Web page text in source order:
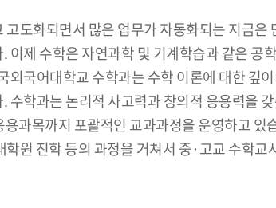
도화되면서 많은 업무가 자동화되는 지금
이제 수학은 자연과학 및 기계학습과 같은
외국어대학교 수학과는 수학 이론에 대한 깊
수학과는 논리적 사고력과 창의적 응용력을
과목까지 포괄적인 교과과정을 운영하고
원 진학 등의 과정을 거쳐서 중·고교 수학